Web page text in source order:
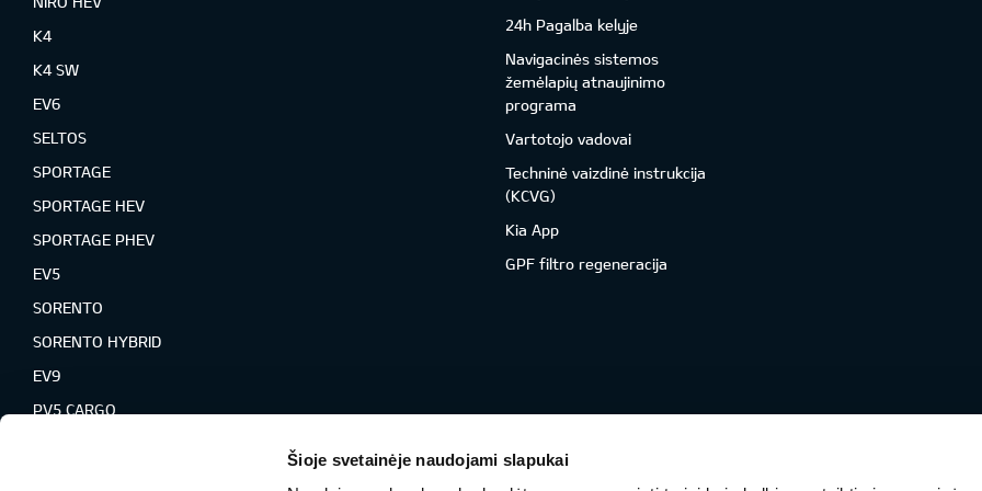
Šioje svetainėje naudojami slapukai
K4
K4 SW
EV6
SELTOS
SPORTAGE
SPORTAGE HEV
SPORTAGE PHEV
EV5
SORENTO
SORENTO HYBRID
EV9
PV5 CARGO
24h Pagalba kelyje
Navigacinės sistemos
žemėlapių atnaujinimo
programa
Vartotojo vadovai
Techninė vaizdinė instrukcija
(KCVG)
Kia App
GPF filtro regeneracija